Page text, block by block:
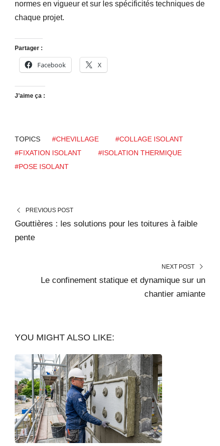
normes en vigueur et sur les spécificités techniques de
chaque projet.
Partager :
Facebook X
J’aime ça :
TOPICS #CHEVILLAGE
#COLLAGE ISOLANT
#FIXATION ISOLANT
#ISOLATION THERMIQUE
#POSE ISOLANT
PREVIOUS POST
Gouttières : les solutions pour les toitures à faible
pente
NEXT POST
Le confinement statique et dynamique sur un
chantier amiante
YOU MIGHT ALSO LIKE: